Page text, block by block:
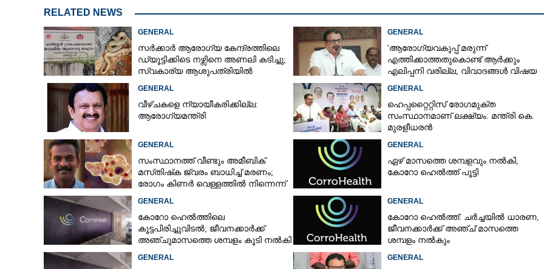
RELATED NEWS
GENERAL
സർക്കാർ ആരോഗ്യ കേന്ദ്രത്തിലെ
ഡ്യൂട്ടിക്കിടെ നഴ്സിനെ അണലി കടിച്ചു;
സ്വകാര്യ ആശുപത്രിയിൽ
GENERAL
'ആരോഗ്യവകുപ്പ് മരുന്ന്
എത്തിക്കാത്തതുകൊണ്ട് ആർക്കും
എലിപ്പനി വരില്ല, വിവാദങ്ങൾ വിഷയ
GENERAL
വീഴ്ചകളെ ന്യായീകരിക്കില്ല:
ആരോഗ്യമന്ത്രി
GENERAL
ഹെപ്പറ്റൈറ്റിസ് രോഗമുക്ത
സംസ്ഥാനമാണ് ലക്ഷ്യം: മന്ത്രി കെ.
മുരളീധരൻ
GENERAL
സംസ്ഥാനത്ത് വീണ്ടും അമീബിക്
മസ്‌തിഷ്‌ക ജ്വരം ബാധിച്ച് മരണം;
രോഗം കിണർ വെള്ളത്തിൽ നിന്നെന്ന്
GENERAL
ഏഴ് മാസത്തെ ശമ്പളവും നൽകി,
കോറോ ഹെൽത്ത് പൂട്ടി
GENERAL
കോറോ ഹെൽത്തിലെ
കൂട്ടപിരിച്ചുവിടൽ; ജീവനക്കാർക്ക്
അഞ്ചുമാസത്തെ ശമ്പളം കൂടി നൽകി
GENERAL
കോറോ ഹെൽത്ത്: ചർച്ചയിൽ ധാരണ,
ജീവനക്കാർക്ക് അഞ്ച് മാസത്തെ
ശമ്പളം നൽകും
GENERAL GENERAL